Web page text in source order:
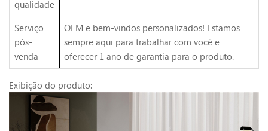
qualidade
Serviço
pós-
venda
OEM e bem-vindos personalizados! Estamos
sempre aqui para trabalhar com você e
oferecer 1 ano de garantia para o produto.
Exibição do produto: